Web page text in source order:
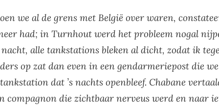
we al de grens met België over waren,
had; in Turnhout werd het probleem nogal
alle tankstations bleken al dicht, zodat ik
op zat dan even in een gendarmeriepost die
dat ’s nachts openbleef. Chabane
compagnon die zichtbaar nerveus werd en naar